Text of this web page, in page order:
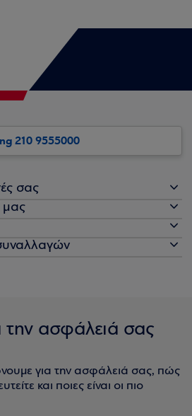
210 9555000
σας
μας
ασφάλειά σας
για την ασφάλειά σας, πώς
και ποιες είναι οι πιο